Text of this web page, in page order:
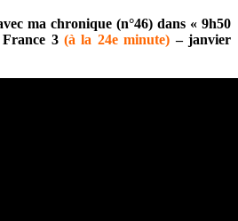
ma chronique (n°46) dans « 9h50
3 (à la 24e minute)– janvier